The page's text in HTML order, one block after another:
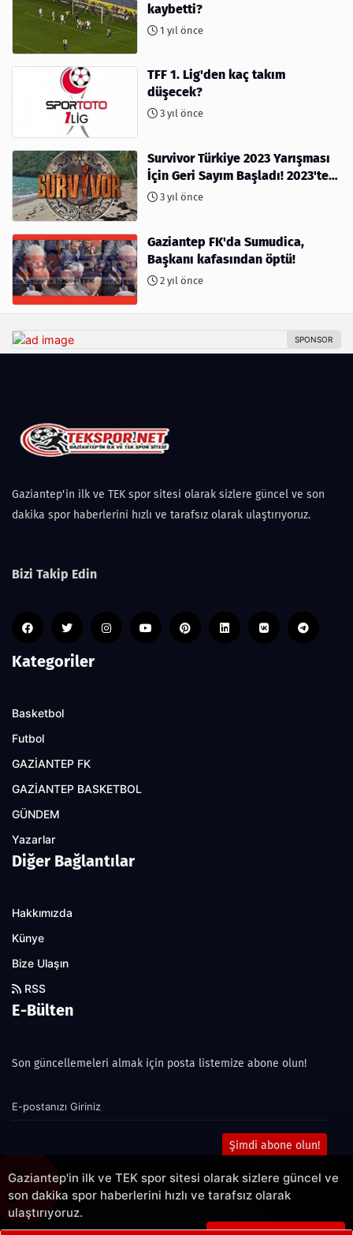
kaybetti?
1 yıl önce
TFF 1. Lig'den kaç takım
düşecek?
3 yıl önce
Survivor Türkiye 2023 Yarışması
İçin Geri Sayım Başladı! 2023'te
kimler var?
3 yıl önce
Gaziantep FK'da Sumudica,
Başkanı kafasından öptü!
2 yıl önce
Gaziantep'in ilk ve TEK spor sitesi olarak sizlere güncel ve son
dakika spor haberlerini hızlı ve tarafsız olarak ulaştırıyoruz.
Bizi Takip Edin
Kategoriler
Basketbol
Futbol
GAZİANTEP FK
GAZİANTEP BASKETBOL
GÜNDEM
Yazarlar
Diğer Bağlantılar
Hakkımızda
Künye
Bize Ulaşın
RSS
E-Bülten
Son güncellemeleri almak için posta listemize abone olun!
Şimdi abone olun!
Copyright 2022© - Allright reserved.
Gaziantep'in ilk ve TEK spor sitesi olarak sizlere güncel ve
son dakika spor haberlerini hızlı ve tarafsız olarak
ulaştırıyoruz.